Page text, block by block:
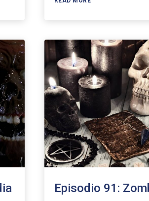
Episodio 91: